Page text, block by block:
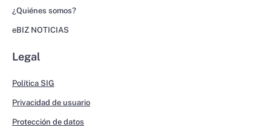
¿Quiénes somos?
eBIZ NOTICIAS
Legal
Política SIG
Privacidad de usuario
Protección de datos